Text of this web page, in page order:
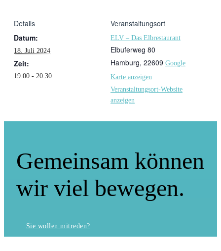
Details
Datum:
18. Juli 2024
Zeit:
19:00 - 20:30
Veranstaltungsort
ELV – Das Elbrestaurant
Elbuferweg 80
Hamburg, 22609 Google
Karte anzeigen
Veranstaltungsort-Website
anzeigen
Gemeinsam können
wir viel bewegen.
Sie wollen mitreden?